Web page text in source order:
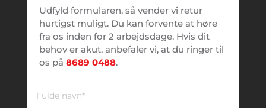
Udfyld formularen, så vender vi retur
hurtigst muligt. Du kan forvente at høre
fra os inden for 2 arbejdsdage. Hvis dit
behov er akut, anbefaler vi, at du ringer til
os på 8689 0488.